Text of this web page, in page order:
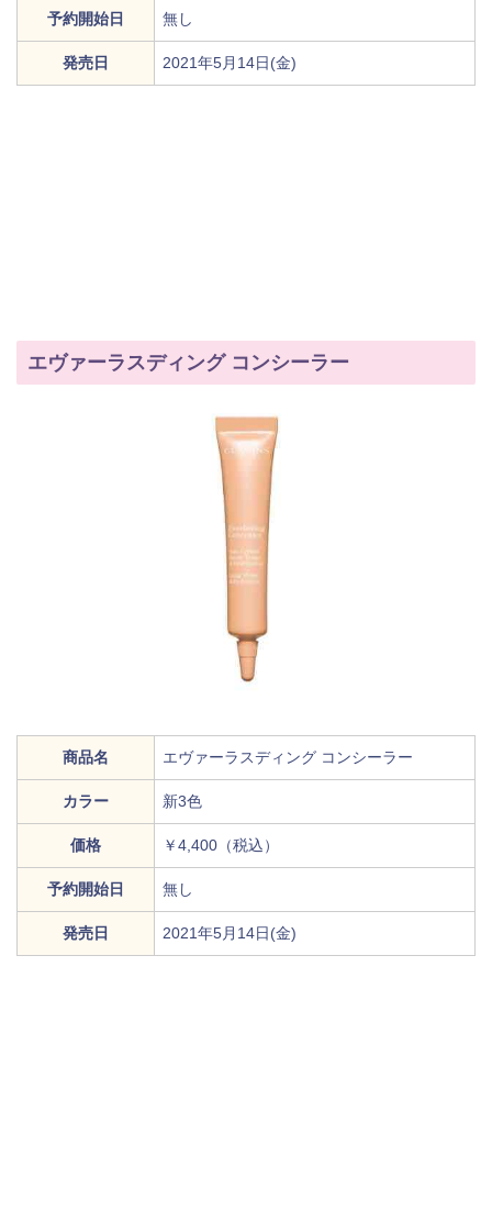
予約開始日 無し
発売日 2021年5月14日(金)
エヴァーラスディング コンシーラー
商品名 エヴァーラスディング コンシーラー
カラー 新3色
価格 ￥4,400（税込）
予約開始日 無し
発売日 2021年5月14日(金)